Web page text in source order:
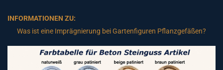
INFORMATIONEN ZU:
Was ist eine Imprägnierung bei Gartenfiguren Pflanzgefäßen?